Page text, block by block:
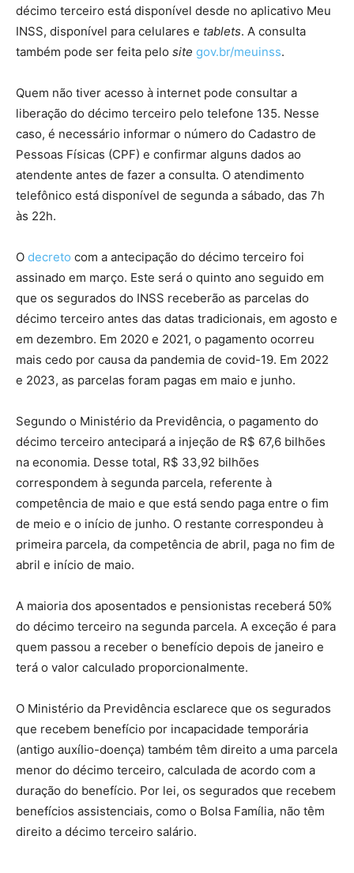
décimo terceiro está disponível desde no aplicativo Meu
INSS, disponível para celulares e tablets. A consulta
também pode ser feita pelo site gov.br/meuinss.
Quem não tiver acesso à internet pode consultar a
liberação do décimo terceiro pelo telefone 135. Nesse
caso, é necessário informar o número do Cadastro de
Pessoas Físicas (CPF) e confirmar alguns dados ao
atendente antes de fazer a consulta. O atendimento
telefônico está disponível de segunda a sábado, das 7h
às 22h.
O decreto com a antecipação do décimo terceiro foi
assinado em março. Este será o quinto ano seguido em
que os segurados do INSS receberão as parcelas do
décimo terceiro antes das datas tradicionais, em agosto e
em dezembro. Em 2020 e 2021, o pagamento ocorreu
mais cedo por causa da pandemia de covid-19. Em 2022
e 2023, as parcelas foram pagas em maio e junho.
Segundo o Ministério da Previdência, o pagamento do
décimo terceiro antecipará a injeção de R$ 67,6 bilhões
na economia. Desse total, R$ 33,92 bilhões
correspondem à segunda parcela, referente à
competência de maio e que está sendo paga entre o fim
de meio e o início de junho. O restante correspondeu à
primeira parcela, da competência de abril, paga no fim de
abril e início de maio.
A maioria dos aposentados e pensionistas receberá 50%
do décimo terceiro na segunda parcela. A exceção é para
quem passou a receber o benefício depois de janeiro e
terá o valor calculado proporcionalmente.
O Ministério da Previdência esclarece que os segurados
que recebem benefício por incapacidade temporária
(antigo auxílio-doença) também têm direito a uma parcela
menor do décimo terceiro, calculada de acordo com a
duração do benefício. Por lei, os segurados que recebem
benefícios assistenciais, como o Bolsa Família, não têm
direito a décimo terceiro salário.